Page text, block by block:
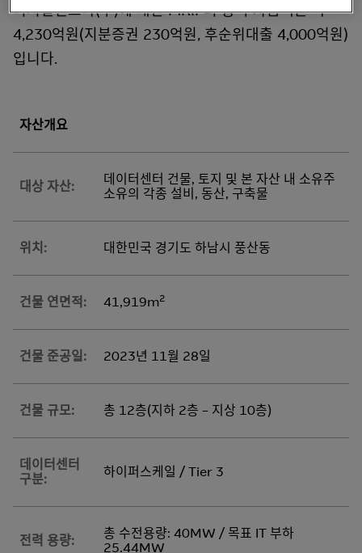
디지털인프라(주)에 대한 MKIF의 총 투자금액은 약
4,230억원(지분증권 230억원, 후순위대출 4,000억원)
입니다.
자산개요
대상 자산:
데이터센터 건물, 토지 및 본 자산 내 소유주
소유의 각종 설비, 동산, 구축물
위치: 대한민국 경기도 하남시 풍산동
건물 연면적: 41,919m2
건물 준공일: 2023년 11월 28일
건물 규모: 총 12층(지하 2층 – 지상 10층)
데이터센터
구분:
하이퍼스케일 / Tier 3
전력 용량:
총 수전용량: 40MW / 목표 IT 부하
25.44MW